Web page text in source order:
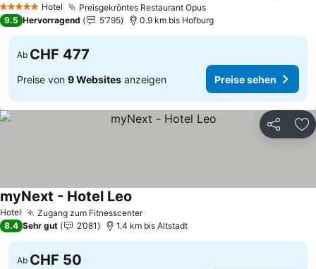
5 Sterne Hotel Preisgekröntes Restaurant Opus
9.5 Hervorragend 5’795 0.9 km bis Hofburg
Ab CHF 477
Preise von 9 Websites anzeigen Preise sehen
Teilen
Hotel Zugang zum Fitnesscenter
myNext - Hotel Leo
8.4 Sehr gut 2’081 1.4 km bis Altstadt
Ab CHF 50